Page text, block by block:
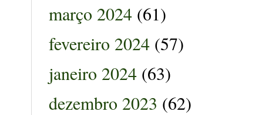
março 2024 (61)
fevereiro 2024 (57)
janeiro 2024 (63)
dezembro 2023 (62)